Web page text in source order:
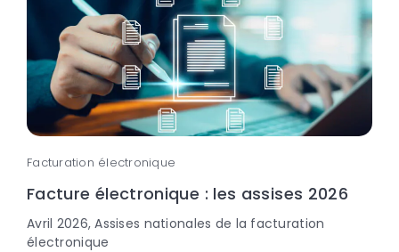
Facturation électronique
Facture électronique : les assises 2026
Avril 2026, Assises nationales de la facturation
électronique